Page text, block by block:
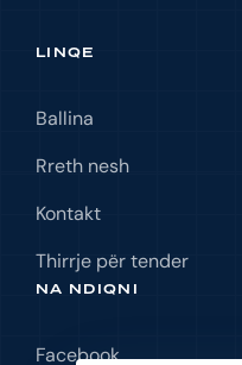
LINQE
Ballina
Rreth nesh
Kontakt
Thirrje për tender
NA NDIQNI
Facebook